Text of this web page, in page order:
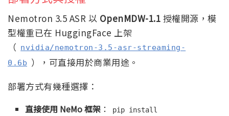
Nemotron 3.5 ASR 以 OpenMDW-1.1 授權開源，模
型權重已在 HuggingFace 上架
（ nvidia/nemotron-3.5-asr-streaming-
0.6b ），可直接用於商業用途。
部署方式有幾種選擇：
直接使用 NeMo 框架 ：
pip install